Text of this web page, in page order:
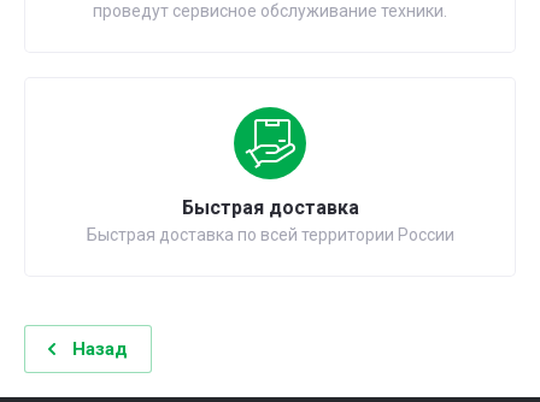
проведут сервисное обслуживание техники.
Быстрая доставка
Быстрая доставка по всей территории России
Назад